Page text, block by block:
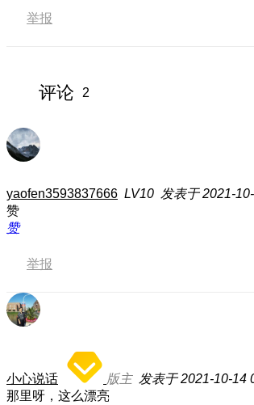
举报
评论 2
yaofen3593837666 LV10 发表于 2021-
赞
赞
举报
小心说话 版主 发表于 2021-10-14
那里呀，这么漂亮